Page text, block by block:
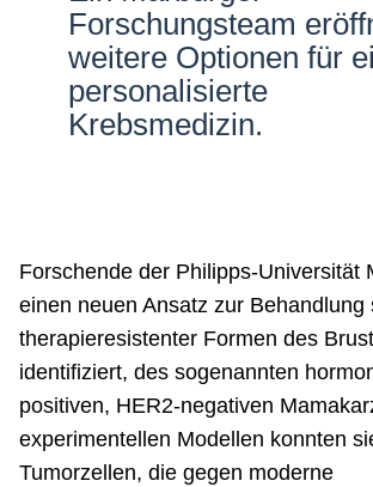
Netzwerke
Forschungsteam
weitere Optionen für
personalisierte
Krebsmedizin.
Forschende der Philipps-Universität
einen neuen Ansatz zur Behandlung
therapieresistenter Formen des
identifiziert, des sogenannten
positiven, HER2-negativen
experimentellen Modellen konnten
Tumorzellen, die gegen moderne